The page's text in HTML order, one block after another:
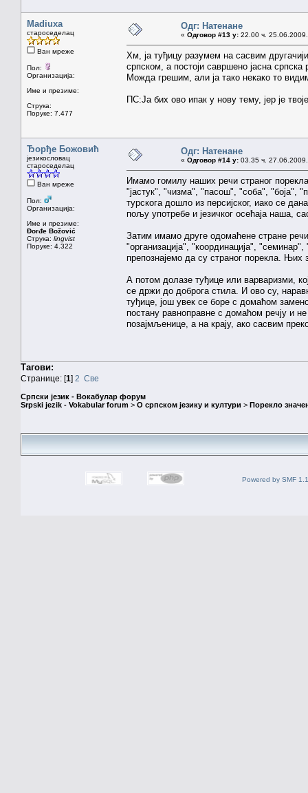
Madiuxa
староседелац
Ван мреже
Пол:
Организација:
Име и презиме:
Струка:
Поруке: 7.477
Одг: Натенане
« Одговор #13 у: 22.00 ч.
Хм, ја туђицу разумем на сасвим
српском, а постоји савршено јасна
Можда грешим, али ја тако некако то
ПС:Ја бих ово ипак у нову тему, јер је
Ђорђе Божовић
језикословац
староседелац
Ван мреже
Пол:
Организација:
Име и презиме:
Đorđe Božović
Струка: lingvist
Поруке: 4.322
Одг: Натенане
« Одговор #14 у: 03.35 ч.
Имамо гомилу наших речи страног
"јастук", "чизма", "пасош", "соба", "боја",
турскога дошло из персијског, иако се
пољу употребе и језичког осећаја наша,
Затим имамо друге одомаћене стране
"организација", "координација",
препознајемо да су страног порекла.
А потом долазе туђице или варваризми,
се држи до доброга стила. И ово су,
туђице, још увек се боре с домаћом
постану равноправне с домаћом речју и
позајмљенице, а на крају, ако сасвим
Тагови:
Странице: [1] 2 Све
Српски језик - Вокабулар форум
Srpski jezik - Vokabular forum > О српском језику и култури > Порекло
Powered by SMF